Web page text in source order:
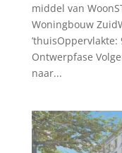
middel van
Woningbouw
’thuisOppervlakte:
Ontwerpfase
naar...